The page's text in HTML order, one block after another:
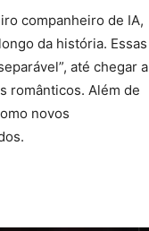
companheiro de IA,
da história. Essas
até chegar a
românticos. Além de
novos